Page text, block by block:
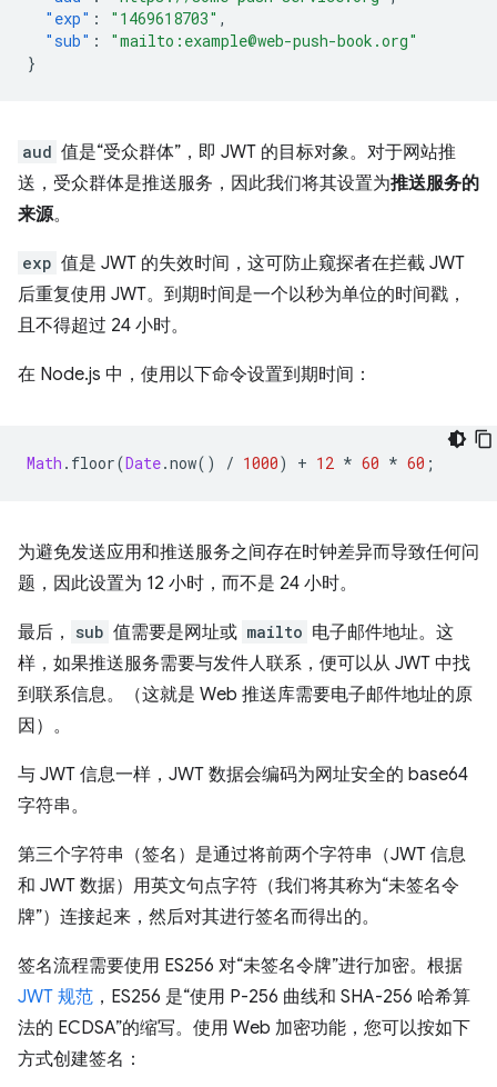
"exp" : "1469618703" ,
"sub" :
"mailto:example@web-push-book.org"
}
aud 值是“受众群体”，即 JWT 的目标对象。对于网站推
送，受众群体是推送服务，因此我们将其设置为推送服务的
来源。
exp 值是 JWT 的失效时间，这可防止窥探者在拦截 JWT
后重复使用 JWT。到期时间是一个以秒为单位的时间戳，
且不得超过 24 小时。
在 Node.js 中，使用以下命令设置到期时间：
Math . floor(Date.now() / 1000) + 12 * 60 * 60 ;
为避免发送应用和推送服务之间存在时钟差异而导致任何问
题，因此设置为 12 小时，而不是 24 小时。
最后， sub 值需要是网址或 mailto 电子邮件地址。这
样，如果推送服务需要与发件人联系，便可以从 JWT 中找
到联系信息。（这就是 Web 推送库需要电子邮件地址的原
因）。
与 JWT 信息一样，JWT 数据会编码为网址安全的 base64
字符串。
第三个字符串（签名）是通过将前两个字符串（JWT 信息
和 JWT 数据）用英文句点字符（我们将其称为“未签名令
牌”）连接起来，然后对其进行签名而得出的。
签名流程需要使用 ES256 对“未签名令牌”进行加密。根据
JWT 规范 ，ES256 是“使用 P-256 曲线和 SHA-256 哈希算
法的 ECDSA”的缩写。使用 Web 加密功能，您可以按如下
方式创建签名：